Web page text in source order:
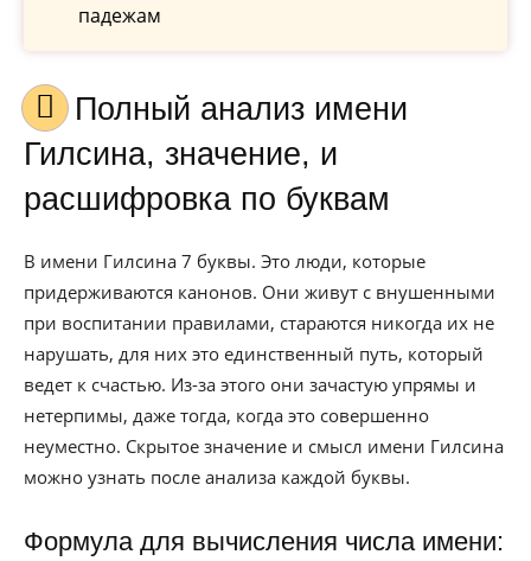
падежам
Полный анализ имени
Гилсина, значение, и
расшифровка по буквам
В имени Гилсина 7 буквы. Это люди, которые
придерживаются канонов. Они живут с внушенными
при воспитании правилами, стараются никогда их не
нарушать, для них это единственный путь, который
ведет к счастью. Из-за этого они зачастую упрямы и
нетерпимы, даже тогда, когда это совершенно
неуместно. Скрытое значение и смысл имени Гилсина
можно узнать после анализа каждой буквы.
Формула для вычисления числа имени: